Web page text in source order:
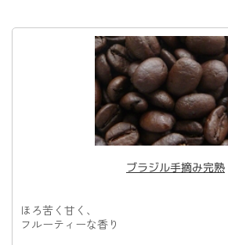
ブラジル手摘み完熟
ほろ苦く甘く、
フルーティーな香り